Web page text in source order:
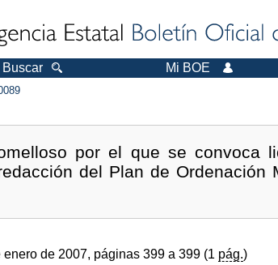
Buscar Mi BOE
por el que se convoca
del Plan de Ordenación
enero de 2007, páginas 399 a 399 (1 pág.)